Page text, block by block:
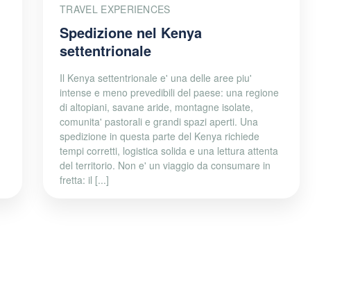
TRAVEL EXPERIENCES
Spedizione nel Kenya
settentrionale
Il Kenya settentrionale e' una delle aree piu'
intense e meno prevedibili del paese: una regione
di altopiani, savane aride, montagne isolate,
comunita' pastorali e grandi spazi aperti. Una
spedizione in questa parte del Kenya richiede
tempi corretti, logistica solida e una lettura attenta
del territorio. Non e' un viaggio da consumare in
fretta: il [...]